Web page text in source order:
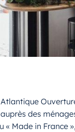
des
Made in France